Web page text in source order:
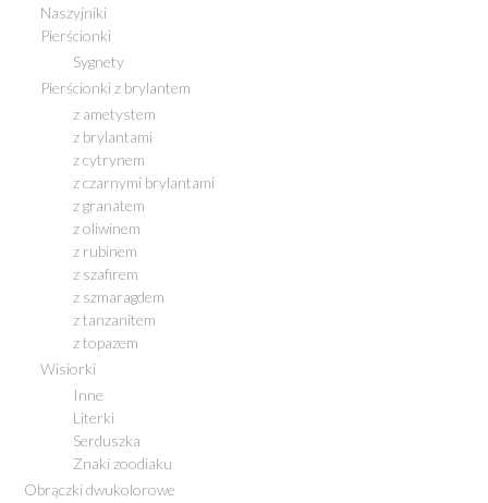
Naszyjniki
Pierścionki
Sygnety
Pierścionki z brylantem
z ametystem
z brylantami
z cytrynem
z czarnymi brylantami
z granatem
z oliwinem
z rubinem
z szafirem
z szmaragdem
z tanzanitem
z topazem
Wisiorki
Inne
Literki
Serduszka
Znaki zoodiaku
Obrączki dwukolorowe